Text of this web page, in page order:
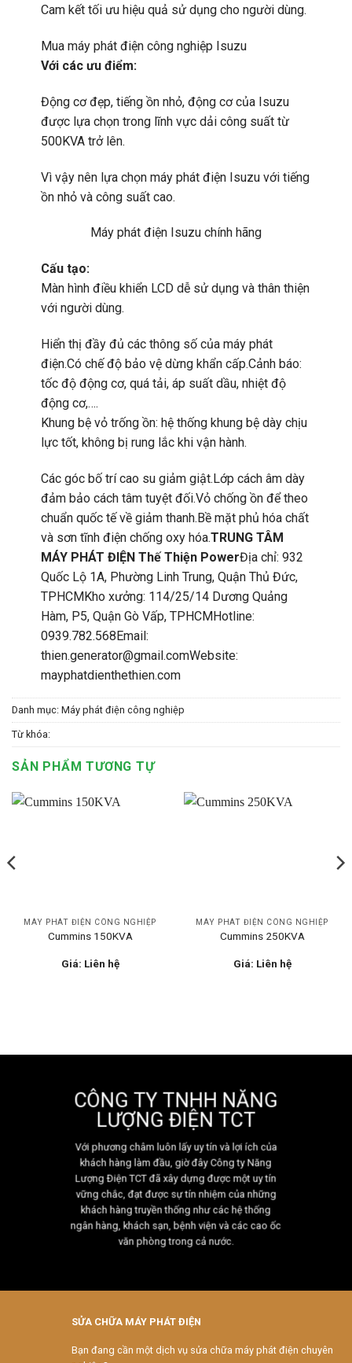
Cam kết tối ưu hiệu quả sử dụng cho người dùng.
Mua máy phát điện công nghiệp Isuzu
Với các ưu điểm:
Động cơ đẹp, tiếng ồn nhỏ, động cơ của Isuzu
được lựa chọn trong lĩnh vực dải công suất từ
500KVA trở lên.
Vì vậy nên lựa chọn máy phát điện Isuzu với tiếng
ồn nhỏ và công suất cao.
Máy phát điện Isuzu chính hãng
Cấu tạo:
Màn hình điều khiển LCD dễ sử dụng và thân thiện
với người dùng.
Hiển thị đầy đủ các thông số của máy phát
điện.Có chế độ bảo vệ dừng khẩn cấp.Cảnh báo:
tốc độ động cơ, quá tải, áp suất dầu, nhiệt độ
động cơ,….
Khung bệ vỏ trống ồn: hệ thống khung bệ dày chịu
lực tốt, không bị rung lắc khi vận hành.
Các góc bố trí cao su giảm giật.Lớp cách âm dày
đảm bảo cách tâm tuyệt đối.Vỏ chống ồn để theo
chuẩn quốc tế về giảm thanh.Bề mặt phủ hóa chất
và sơn tĩnh điện chống oxy hóa.TRUNG TÂM
MÁY PHÁT ĐIỆN Thế Thiện PowerĐịa chỉ: 932
Quốc Lộ 1A, Phường Linh Trung, Quận Thủ Đức,
TPHCMKho xưởng: 114/25/14 Dương Quảng
Hàm, P5, Quận Gò Vấp, TPHCMHotline:
0939.782.568Email:
thien.generator@gmail.comWebsite:
mayphatdienthethien.com
Danh mục: Máy phát điện công nghiệp
Từ khóa:
SẢN PHẨM TƯƠNG TỰ
MÁY PHÁT ĐIỆN CÔNG NGHIỆP
Cummins 150KVA
Giá: Liên hệ
MÁY PHÁT ĐIỆN CÔNG NGHIỆP
Cummins 250KVA
Giá: Liên hệ
CÔNG TY TNHH NĂNG
LƯỢNG ĐIỆN TCT
Với phương châm luôn lấy uy tín và lợi ích của
khách hàng làm đầu, giờ đây Công ty Năng
Lượng Điện TCT đã xây dựng được một uy tín
vững chắc, đạt được sự tín nhiệm của những
khách hàng truyền thống như các hệ thống
ngân hàng, khách sạn, bệnh viện và các cao ốc
văn phòng trong cả nước.
SỬA CHỮA MÁY PHÁT ĐIỆN
Bạn đang cần một dịch vụ sửa chữa máy phát điện chuyên